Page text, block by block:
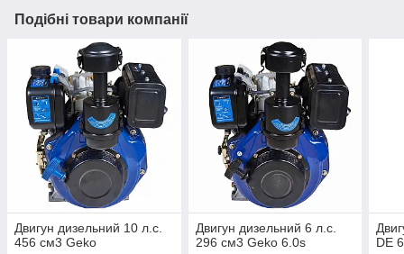
Подібні товари компанії
Двигун дизельний 10 л.с.
456 см3 Geko
Двигун дизельний 6 л.с.
296 см3 Geko 6.0s
DE